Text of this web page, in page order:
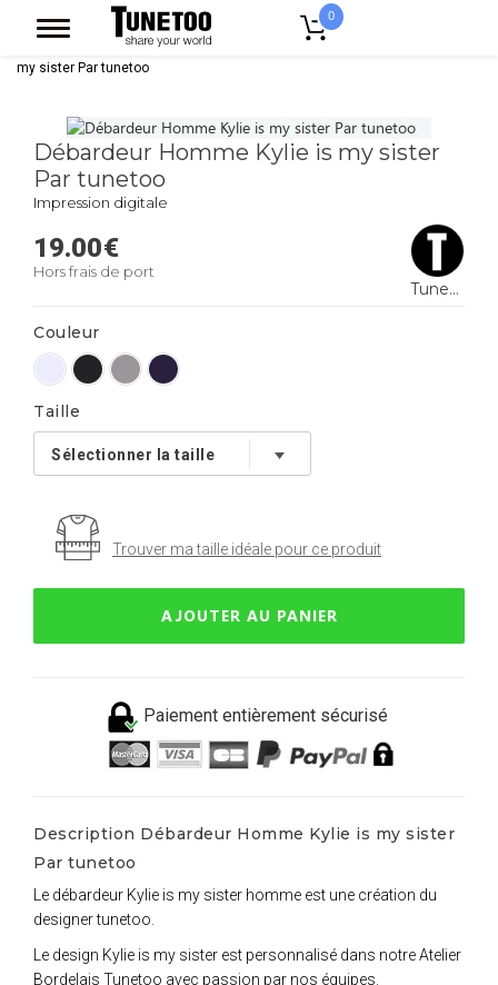
0
Vêtement Homme
Débardeur Homme Kylie is
my sister Par tunetoo
Débardeur Homme Kylie is my sister
Par tunetoo
Impression digitale
19.00€
Hors frais de port
Tunetoo
Couleur
Taille
Trouver ma taille idéale pour ce produit
AJOUTER AU PANIER
Paiement entièrement sécurisé
Description Débardeur Homme Kylie is my sister
Par tunetoo
Le débardeur Kylie is my sister homme est une création du
designer tunetoo.
Le design Kylie is my sister est personnalisé dans notre Atelier
Bordelais Tunetoo avec passion par nos équipes.